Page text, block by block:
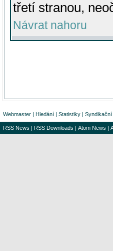
třetí stranou,
Návrat nahoru
Webmaster | Hledání | Statistiky |
RSS News | RSS Downloads | Atom News |